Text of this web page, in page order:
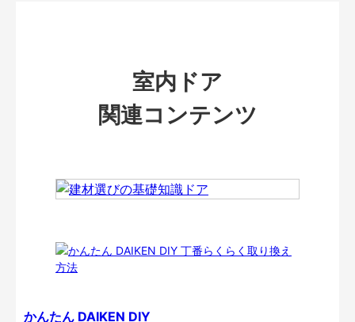
室内ドア
関連コンテンツ
かんたん DAIKEN DIY